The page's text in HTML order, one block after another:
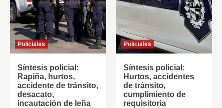
Policiales
Síntesis policial:
Rapiña, hurtos,
accidente de tránsito,
desacato,
incautación de leña
Policiales
Síntesis policial:
Hurtos, accidentes
de tránsito,
cumplimiento de
requisitoria